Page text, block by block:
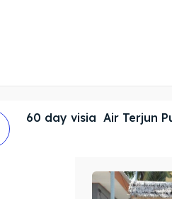
60 day visia Air Terjun